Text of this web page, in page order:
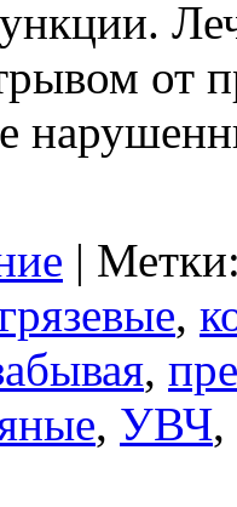
от
|
,
,
, УВЧ,